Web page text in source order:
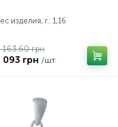
изделия, г.: 1,16
163.60 грн
093 грн /шт.